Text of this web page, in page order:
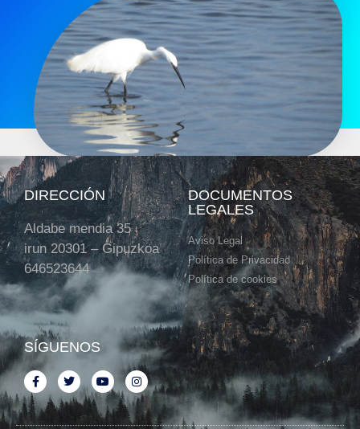
DIRECCIÓN
Aldabe mendia 35
irun 20301 – Gipuzkoa
646523644
DOCUMENTOS
LEGALES
Aviso Legal
Política de Privacidad
Política de cookies
SÍGUENOS